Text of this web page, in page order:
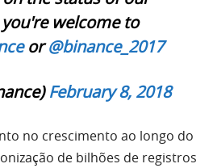
welcome to
or@binance_2017
February 8, 2018
no crescimento ao longo do
de bilhões de registros